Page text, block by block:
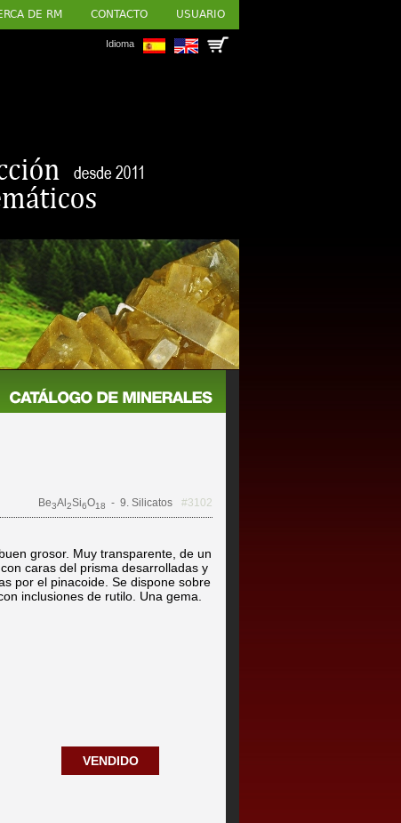
DE RM CONTACTO USUARIO
Idioma
Be3Al 2Si6O18 - 9. Silicatos
#3102
grosor. Muy transparente, de un
caras del prisma desarrolladas y
por el pinacoide. Se dispone sobre
inclusiones de rutilo. Una gema.
VENDIDO